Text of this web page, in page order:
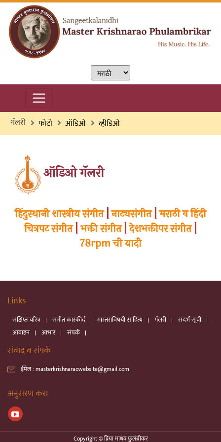
गॅलरी फोटो ऑडिओ व्हीडिओ
ऑडिओ गॅलरी
हिंदुस्थानी शास्त्रीय संगीत|नाट्यसंगीत|मराठी व हिंदी
चित्रपट संगीत| भक्ती संगीत|देशभक्तीपर संगीत|
78rpm ची यादी
Links
संक्षिप्त चरित्र संगीत कारकीर्द मास्तरांविषयी साहित्य गॅलरी
संदर्भ सूची
आवाहन
आभार संपर्क
संवाद व संपर्क
ईमेल : masterkrishnaraowebsite@gmail.com
अनुसरण करा
Copyright © प्रिया माधव फुलंब्रीकर